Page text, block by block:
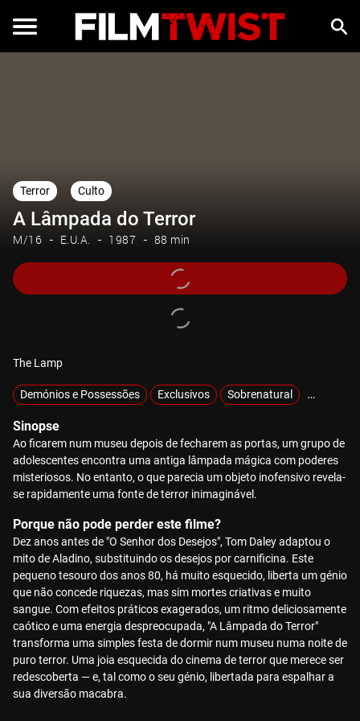
Terror Culto
A Lâmpada do Terror
M/16 E.U.A. 1987 88 min
The Lamp
Demónios e Possessões Exclusivos Sobrenatural
Sinopse
Ao ficarem num museu depois de fecharem as portas, um grupo de
adolescentes encontra uma antiga lâmpada mágica com poderes
misteriosos. No entanto, o que parecia um objeto inofensivo revela-
se rapidamente uma fonte de terror inimaginável.
Porque não pode perder este filme?
Dez anos antes de "O Senhor dos Desejos", Tom Daley adaptou o
mito de Aladino, substituindo os desejos por carnificina. Este
pequeno tesouro dos anos 80, há muito esquecido, liberta um génio
que não concede riquezas, mas sim mortes criativas e muito
sangue. Com efeitos práticos exagerados, um ritmo deliciosamente
caótico e uma energia despreocupada, "A Lâmpada do Terror"
transforma uma simples festa de dormir num museu numa noite de
puro terror. Uma joia esquecida do cinema de terror que merece ser
redescoberta — e, tal como o seu génio, libertada para espalhar a
sua diversão macabra.